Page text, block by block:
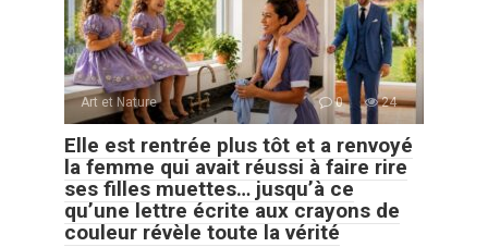
Art et Nature 0 24
Elle est rentrée plus tôt et a renvoyé
la femme qui avait réussi à faire rire
ses filles muettes… jusqu’à ce
qu’une lettre écrite aux crayons de
couleur révèle toute la vérité